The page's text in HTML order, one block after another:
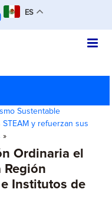
ES
Sustentable
y refuerzan sus
»
Ordinaria el
Región
Institutos de